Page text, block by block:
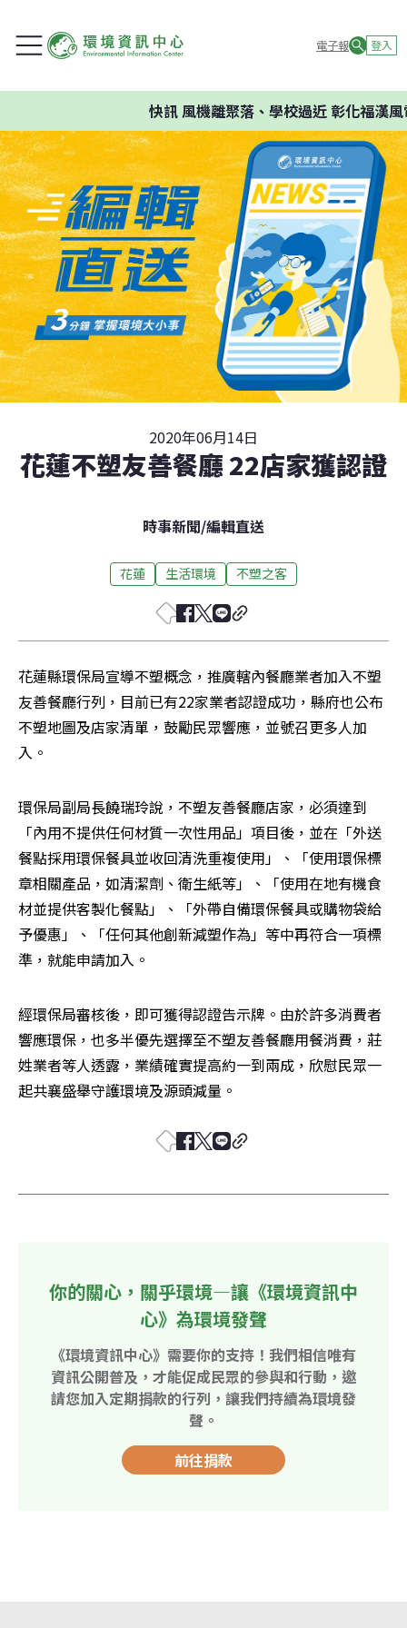
電子報 登入
快訊風機離聚落、學校過近 彰化福漢風
2020年06月14日
花蓮不塑友善餐廳 22店家獲認證
時事新聞/編輯直送
花蓮 生活環境 不塑之客
花蓮縣環保局宣導不塑概念，推廣轄內餐廳業者加入不塑
友善餐廳行列，目前已有22家業者認證成功，縣府也公布
不塑地圖及店家清單，鼓勵民眾響應，並號召更多人加
入。
環保局副局長饒瑞玲說，不塑友善餐廳店家，必須達到
「內用不提供任何材質一次性用品」項目後，並在「外送
餐點採用環保餐具並收回清洗重複使用」、「使用環保標
章相關產品，如清潔劑、衛生紙等」、「使用在地有機食
材並提供客製化餐點」、「外帶自備環保餐具或購物袋給
予優惠」、「任何其他創新減塑作為」等中再符合一項標
準，就能申請加入。
經環保局審核後，即可獲得認證告示牌。由於許多消費者
響應環保，也多半優先選擇至不塑友善餐廳用餐消費，莊
姓業者等人透露，業績確實提高約一到兩成，欣慰民眾一
起共襄盛舉守護環境及源頭減量。
你的關心，關乎環境—讓《環境資訊中
心》為環境發聲
《環境資訊中心》需要你的支持！我們相信唯有
資訊公開普及，才能促成民眾的參與和行動，邀
請您加入定期捐款的行列，讓我們持續為環境發
聲。
前往捐款